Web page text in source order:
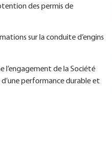
des permis de
sur la conduite d’engins
l’engagement de la Société
performance durable et